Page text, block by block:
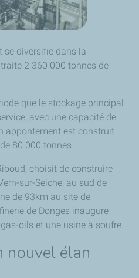
se diversifie dans la
2 360 000 tonnes de
que le stockage principal
avec une capacité de
appontement est construit
80 000 tonnes.
choisit de construire
sur-Seiche, au sud de
de 93km au site de
de Donges inaugure
oils et une usine à soufre.
élan